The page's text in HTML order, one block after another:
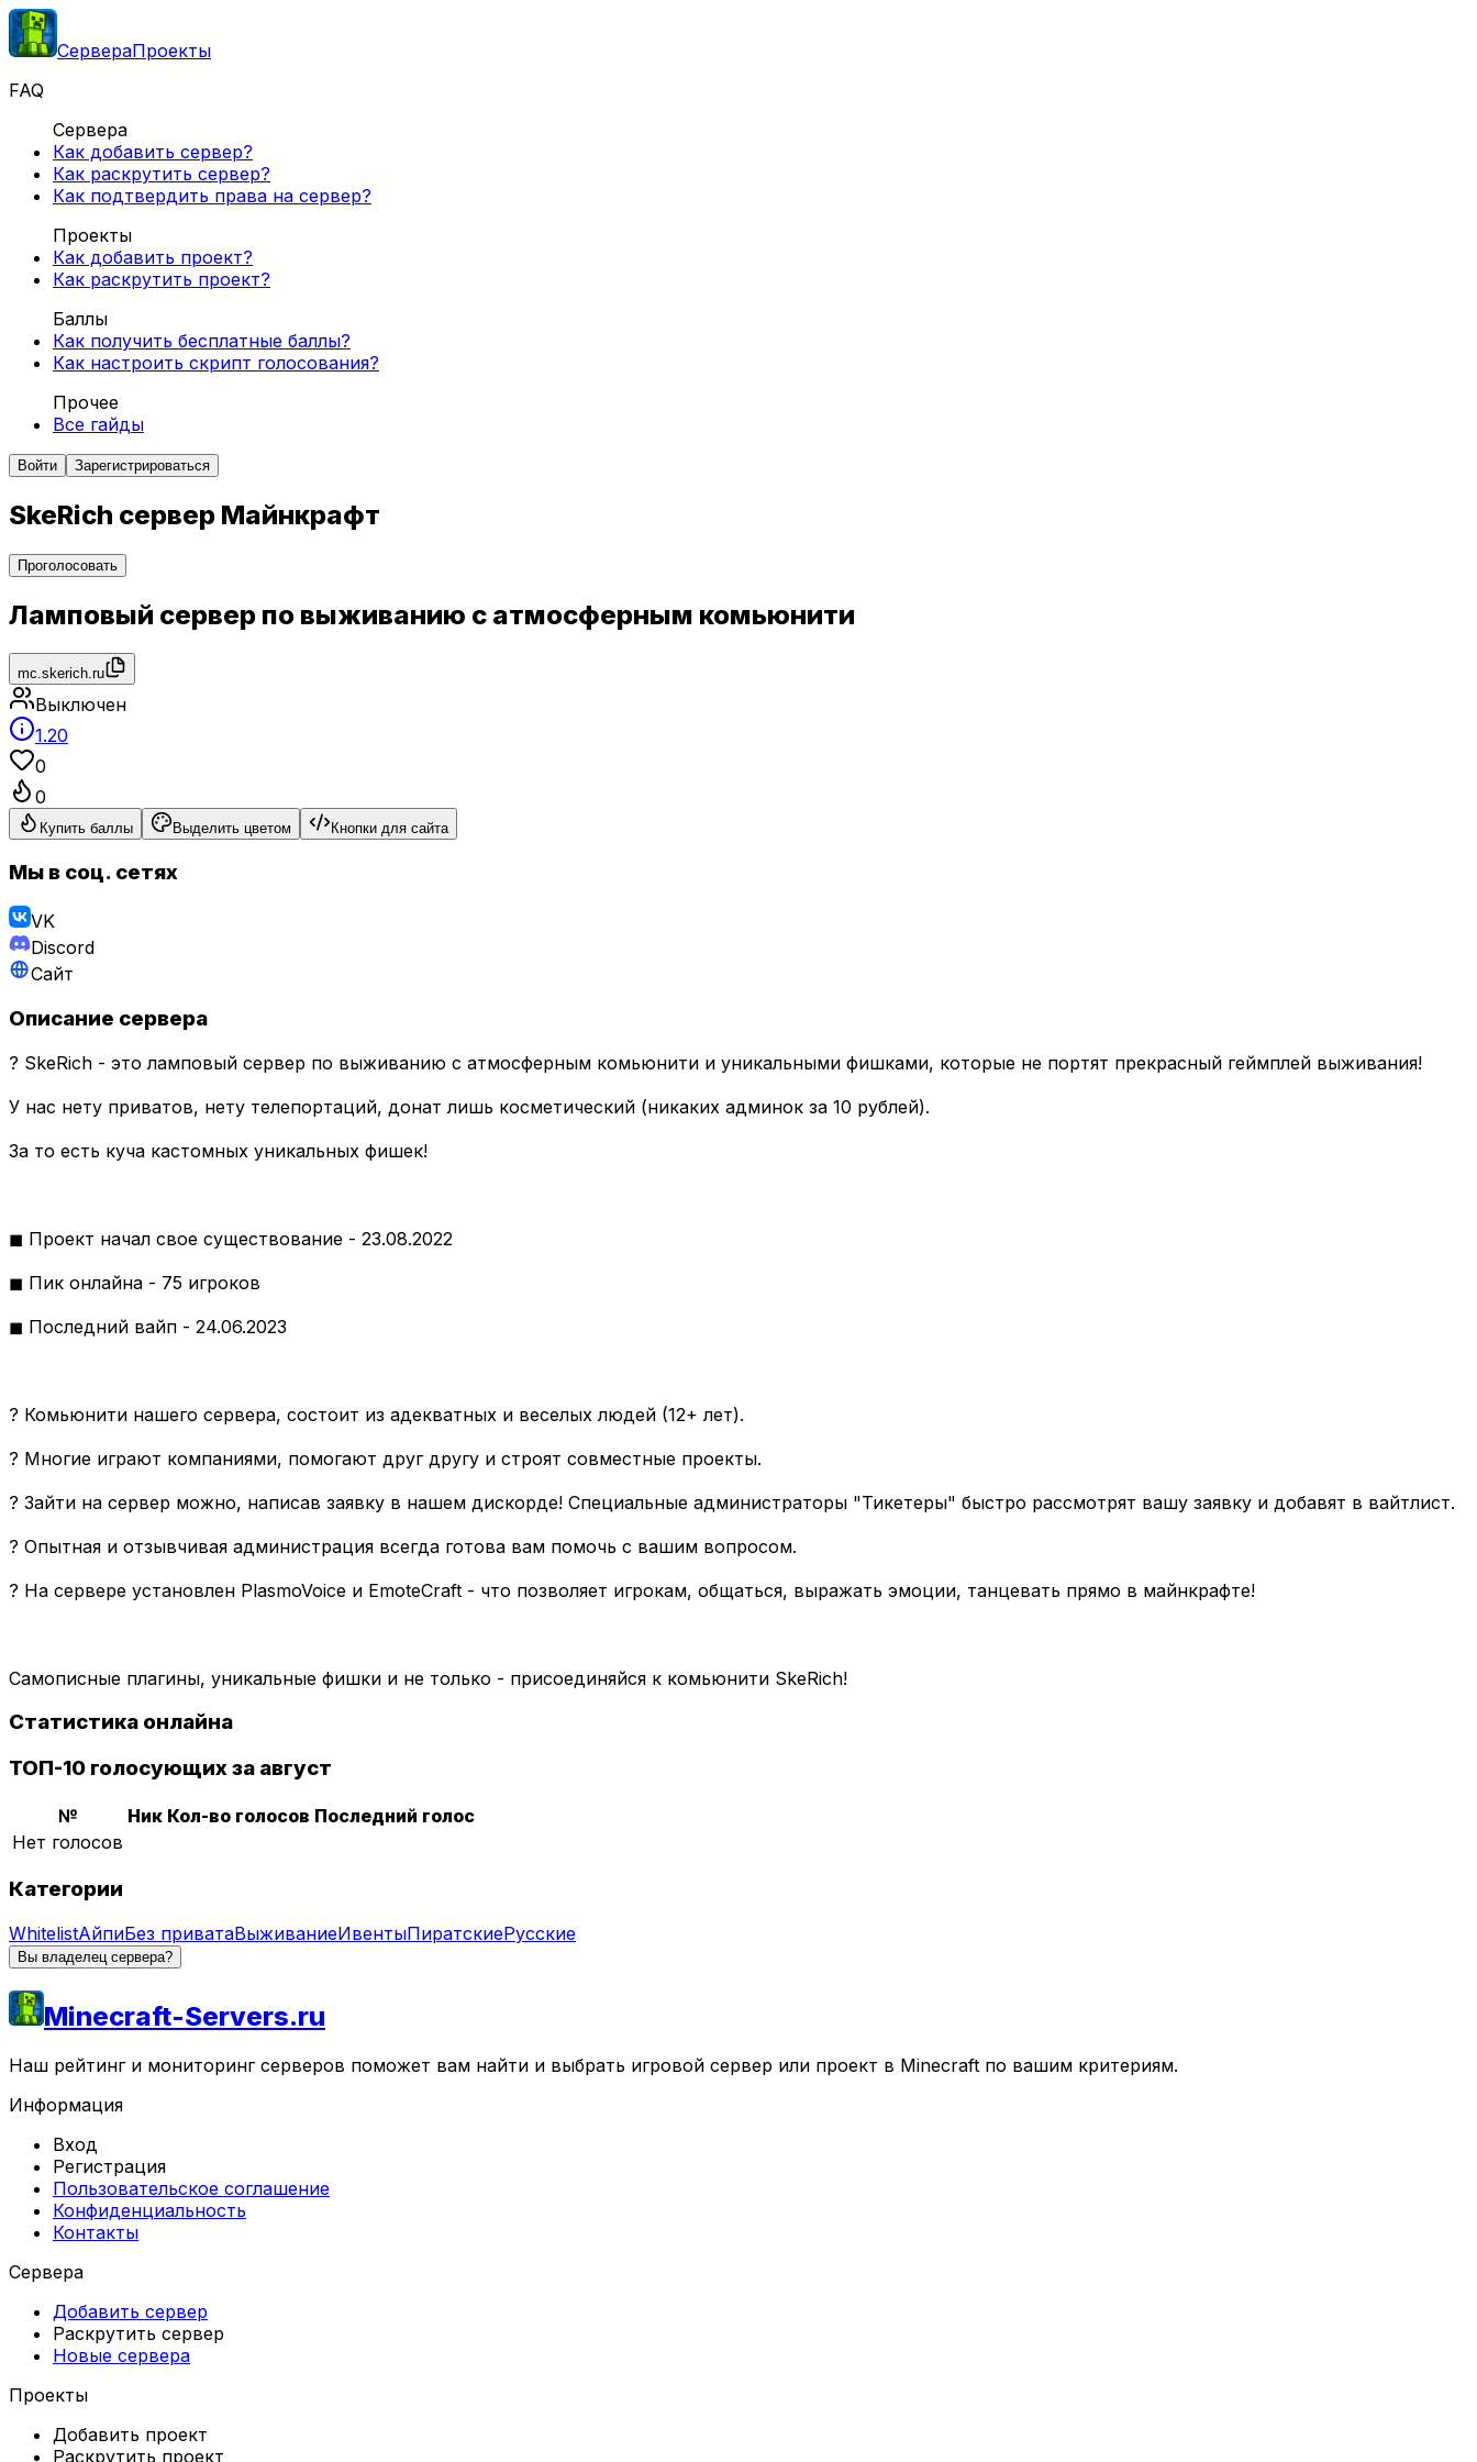
СервераПроекты
FAQ
Сервера
Как добавить сервер?
Как раскрутить сервер?
Как подтвердить права на сервер?
Проекты
Как добавить проект?
Как раскрутить проект?
Баллы
Как получить бесплатные баллы?
Как настроить скрипт голосования?
Прочее
Все гайды
Войти Зарегистрироваться
SkeRich сервер Майнкрафт
Проголосовать
Ламповый сервер по выживанию с атмосферным комьюнити
mc.skerich.ru
Выключен
1.20
0
0
Купить баллы Выделить цветом Кнопки для сайта
Мы в соц. сетях
VK
Discord
Сайт
Описание сервера
? SkeRich - это ламповый сервер по выживанию с атмосферным комьюнити и уникальными фишками, которые не портят прекрасный геймплей выживания!
У нас нету приватов, нету телепортаций, донат лишь косметический (никаких админок за 10 рублей).
За то есть куча кастомных уникальных фишек!
◼ Проект начал свое существование - 23.08.2022
◼ Пик онлайна - 75 игроков
◼ Последний вайп - 24.06.2023
? Комьюнити нашего сервера, состоит из адекватных и веселых людей (12+ лет).
? Многие играют компаниями, помогают друг другу и строят совместные проекты.
? Зайти на сервер можно, написав заявку в нашем дискорде! Специальные администраторы "Тикетеры" быстро рассмотрят вашу заявку и добавят в вайтлист.
? Опытная и отзывчивая администрация всегда готова вам помочь с вашим вопросом.
? На сервере установлен PlasmoVoice и EmoteCraft - что позволяет игрокам, общаться, выражать эмоции, танцевать прямо в майнкрафте!
Самописные плагины, уникальные фишки и не только - присоединяйся к комьюнити SkeRich!
Статистика онлайна
ТОП-10 голосующих за август
№ Ник Кол-во голосов Последний голос
Нет голосов
Категории
WhitelistАйпиБез приватаВыживаниеИвентыПиратскиеРусские
Вы владелец сервера?
Minecraft-Servers.ru
Наш рейтинг и мониторинг серверов поможет вам найти и выбрать игровой сервер или проект в Minecraft по вашим критериям.
Информация
Вход
Регистрация
Пользовательское соглашение
Конфиденциальность
Контакты
Сервера
Добавить сервер
Раскрутить сервер
Новые сервера
Проекты
Добавить проект
Раскрутить проект